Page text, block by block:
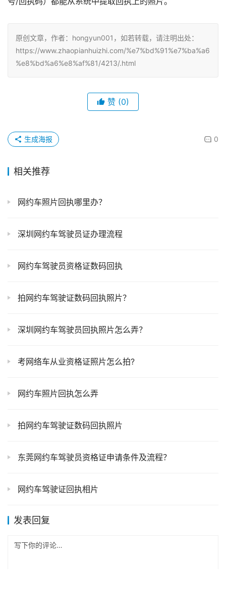
原创文章，作者：hongyun001，如若转载，请注明出处：
https://www.zhaopianhuizhi.com/%e7%bd%91%e7%ba%a6
%e8%bd%a6%e8%af%81/4213/.html
赞 (0)
0
生成海报
相关推荐
网约车照片回执哪里办？
深圳网约车驾驶员证办理流程
网约车驾驶员资格证数码回执
拍网约车驾驶证数码回执照片？
深圳网约车驾驶员回执照片怎么弄？
考网络车从业资格证照片怎么拍?
网约车照片回执怎么弄
拍网约车驾驶证数码回执照片
东莞网约车驾驶员资格证申请条件及流程？
网约车驾驶证回执相片
发表回复